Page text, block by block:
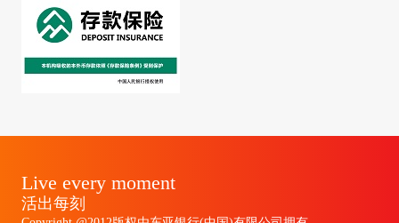
Live every moment
活出每刻